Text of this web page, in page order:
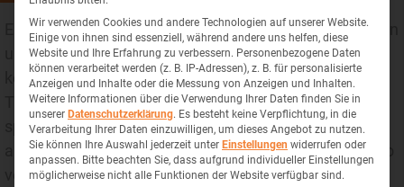
Es gibt auch eine Vielzahl von unterstützenden Geräten
und Hilfsmitteln, die Menschen mit Dysphagie helfen
können. Dazu gehören beispielsweise spezielle
Trinkbecher, Esslöffel mit verbreitertem Griff und
spezielle Mundstücke. Diese Geräte sind darauf
ausgelegt, das Schlucken zu erleichtern und das Risiko
von Aspiration zu verringern. Unsere Logopäden und
Wir verwenden Cookies und andere Technologien auf unserer Website.
Einige von ihnen sind essenziell, während andere uns helfen, diese
Website und Ihre Erfahrung zu verbessern. Personenbezogene Daten
können verarbeitet werden (z. B. IP-Adressen), z. B. für personalisierte
Anzeigen und Inhalte oder die Messung von Anzeigen und Inhalten.
Weitere Informationen über die Verwendung Ihrer Daten finden Sie in
unserer Datenschutzerklärung. Es besteht keine Verpflichtung, in die
Verarbeitung Ihrer Daten einzuwilligen, um dieses Angebot zu nutzen.
Sie können Ihre Auswahl jederzeit unter Einstellungen widerrufen oder
anpassen. Bitte beachten Sie, dass aufgrund individueller Einstellungen
möglicherweise nicht alle Funktionen der Website verfügbar sind.